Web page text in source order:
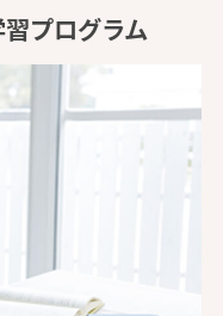
プログラム